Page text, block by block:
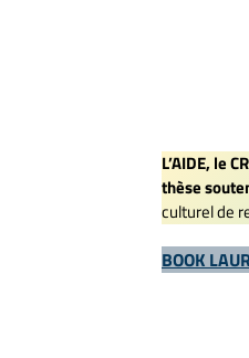
L’AIDE, le
thèse
culturel de
BOOK